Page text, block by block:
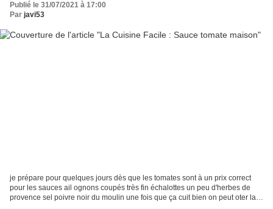
Publié le 31/07/2021 à 17:00
Par javi53
je prépare pour quelques jours dès que les tomates sont à un prix correct
pour les sauces ail ognons coupés très fin échalottes un peu d'herbes de
provence sel poivre noir du moulin une fois que ça cuit bien on peut oter la